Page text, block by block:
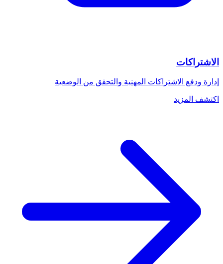
الاشتراكات
إدارة ودفع الاشتراكات المهنية والتحقق من الوضعية
اكتشف المزيد